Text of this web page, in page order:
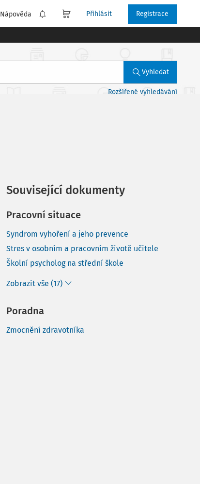
Nápověda Přihlásit Registrace
Vyhledat
Rozšířené vyhledávání
Související dokumenty
Pracovní situace
Syndrom vyhoření a jeho prevence
Stres v osobním a pracovním životě učitele
Školní psycholog na střední škole
Zobrazit vše (17)
Poradna
Zmocnění zdravotníka